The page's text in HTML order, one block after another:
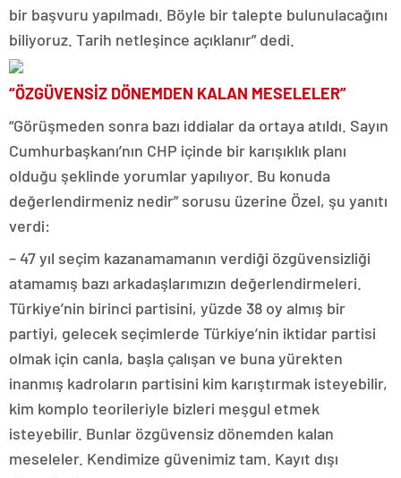
bir başvuru yapılmadı. Böyle bir talepte bulunulacağını
biliyoruz. Tarih netleşince açıklanır” dedi.
“ÖZGÜVENSİZ DÖNEMDEN KALAN MESELELER”
“Görüşmeden sonra bazı iddialar da ortaya atıldı. Sayın
Cumhurbaşkanı’nın CHP içinde bir karışıklık planı
olduğu şeklinde yorumlar yapılıyor. Bu konuda
değerlendirmeniz nedir” sorusu üzerine Özel, şu yanıtı
verdi:
– 47 yıl seçim kazanamamanın verdiği özgüvensizliği
atamamış bazı arkadaşlarımızın değerlendirmeleri.
Türkiye’nin birinci partisini, yüzde 38 oy almış bir
partiyi, gelecek seçimlerde Türkiye’nin iktidar partisi
olmak için canla, başla çalışan ve buna yürekten
inanmış kadroların partisini kim karıştırmak isteyebilir,
kim komplo teorileriyle bizleri meşgul etmek
isteyebilir. Bunlar özgüvensiz dönemden kalan
meseleler. Kendimize güvenimiz tam. Kayıt dışı